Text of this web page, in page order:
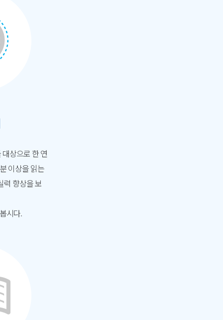
상으로 한 연
이상을 읽는
력 향상을 보
시다.